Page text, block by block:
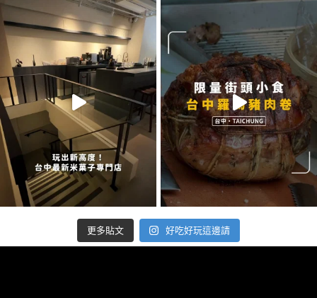
更多貼文 好吃好玩這邊請